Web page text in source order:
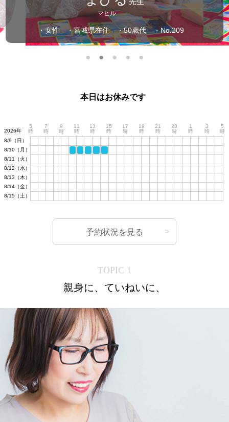
マヒル
・女性 ・宮城県在住 ・50歳代 ・No.209
本日はお休みです
2026年
5
時
7
時
9
時
11
時
13
時
15
時
17
時
19
時
21
時
23
時
1
時
3
時
5
時
8/9（日）
8/10（月）
8/11（火）
8/12（水）
8/13（木）
8/14（金）
8/15（土）
予約状況を見る
TOPIC 1
親身に、ていねいに、